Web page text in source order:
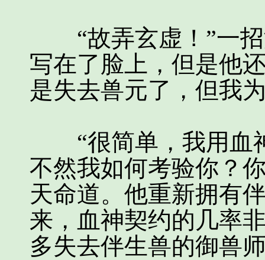
“故弄玄虚！”一招
写在了脸上，但是他
是失去兽元了，但我
“很简单，我用血
不然我如何考验你？
天命道。他重新拥有
来，血神契约的几率
多失去伴生兽的御兽